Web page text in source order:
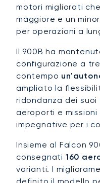
motori migliorati
maggiore e un
per operazioni a
Il 900B ha
configurazione a
contempo
ampliato la
ridondanza dei
aeroporti e
impegnative per i
Insieme al Falcon
consegnati 160
varianti. I